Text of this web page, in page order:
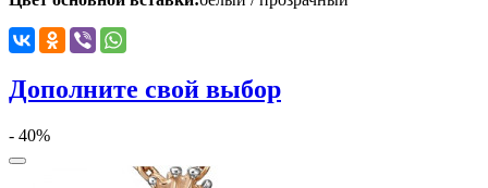
Дополните свой выбор
- 40%